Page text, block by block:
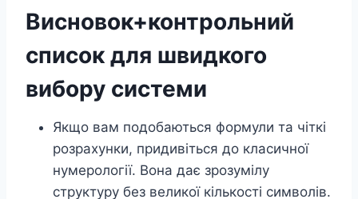
Висновок+контрольний
список для швидкого
вибору системи
Якщо вам подобаються формули та чіткі
розрахунки, придивіться до класичної
нумерології. Вона дає зрозумілу
структуру без великої кількості символів.